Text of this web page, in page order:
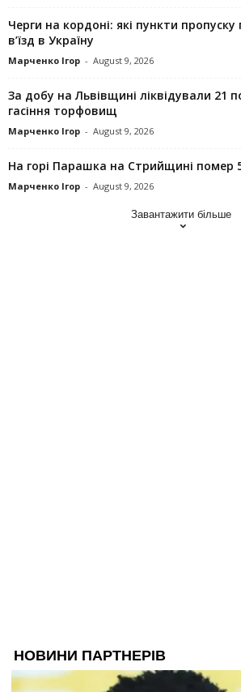
Черги на кордоні: які пункти
в’їзд в Україну
Марченко Ігор - August 9, 2026
За добу на Львівщині ліквідували 21
гасіння торфовищ
Марченко Ігор - August 9, 2026
На горі Парашка на Стрийщині помер
Марченко Ігор - August 9, 2026
Завантажити більше